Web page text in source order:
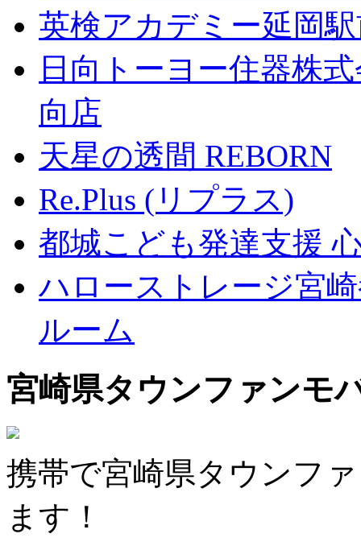
英検アカデミー延岡
日向トーヨー住器株
向店
天星の透間 REBORN
Re.Plus (リプラス)
都城こども発達支援
ハローストレージ宮
ルーム
宮崎県タウンファンモ
携帯で宮崎県タウンフ
ます！